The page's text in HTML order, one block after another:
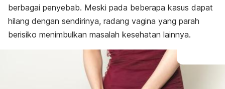
Komplikasi
Diagnosis
Pengobatan
Pencegahan
berbagai penyebab. Meski pada beberapa kasus dapat
hilang dengan sendirinya, radang vagina yang parah
berisiko menimbulkan masalah kesehatan lainnya.